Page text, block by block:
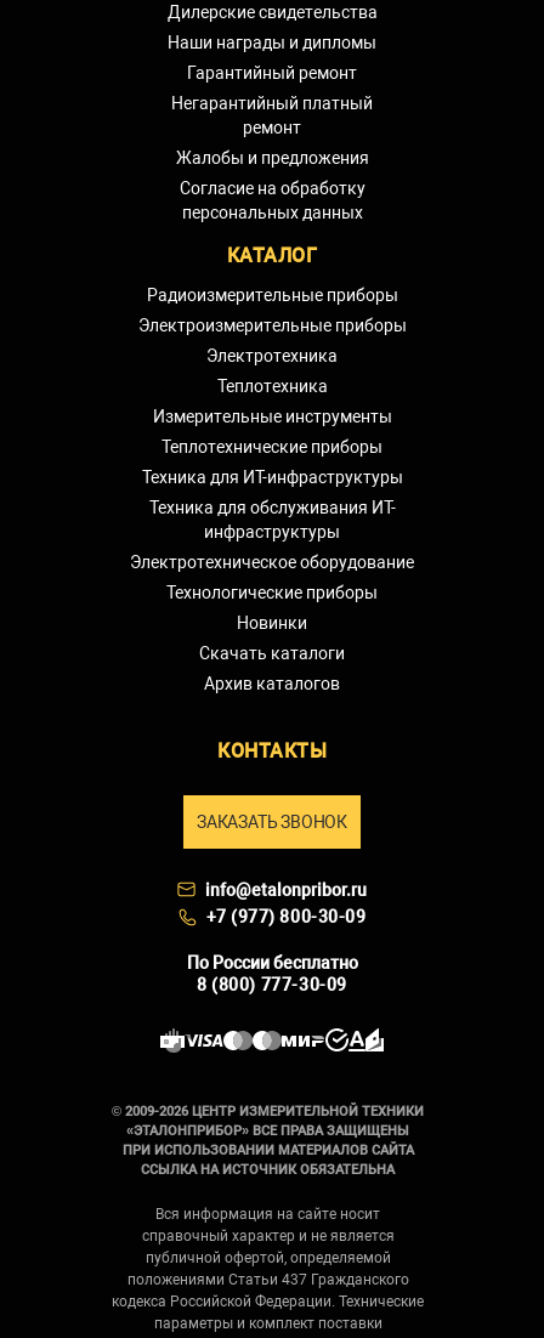
Дилерские свидетельства
Наши награды и дипломы
Гарантийный ремонт
Негарантийный платный
ремонт
Жалобы и предложения
Согласие на обработку
персональных данных
КАТАЛОГ
Радиоизмерительные приборы
Электроизмерительные приборы
Электротехника
Теплотехника
Измерительные инструменты
Теплотехнические приборы
Техника для ИТ-инфраструктуры
Техника для обслуживания ИТ-
инфраструктуры
Электротехническое оборудование
Технологические приборы
Новинки
Скачать каталоги
Архив каталогов
КОНТАКТЫ
ЗАКАЗАТЬ ЗВОНОК
info@etalonpribor.ru
+7 (977) 800-30-09
По России бесплатно
8 (800) 777-30-09
© 2009-2026 ЦЕНТР ИЗМЕРИТЕЛЬНОЙ ТЕХНИКИ
«ЭТАЛОНПРИБОР» ВСЕ ПРАВА ЗАЩИЩЕНЫ
ПРИ ИСПОЛЬЗОВАНИИ МАТЕРИАЛОВ САЙТА
ССЫЛКА НА ИСТОЧНИК ОБЯЗАТЕЛЬНА
Вся информация на сайте носит
справочный характер и не является
публичной офертой, определяемой
положениями Статьи 437 Гражданского
кодекса Российской Федерации. Технические
параметры и комплект поставки